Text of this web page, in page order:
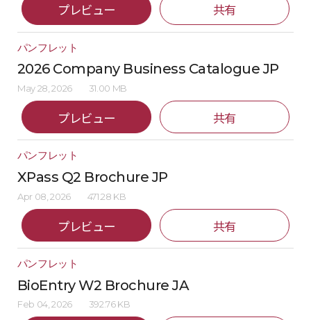
プレビュー 共有
パンフレット
2026 Company Business Catalogue JP
May 28, 2026 31.00 MB
プレビュー 共有
パンフレット
XPass Q2 Brochure JP
Apr 08, 2026 471.28 KB
プレビュー 共有
パンフレット
BioEntry W2 Brochure JA
Feb 04, 2026 392.76 KB